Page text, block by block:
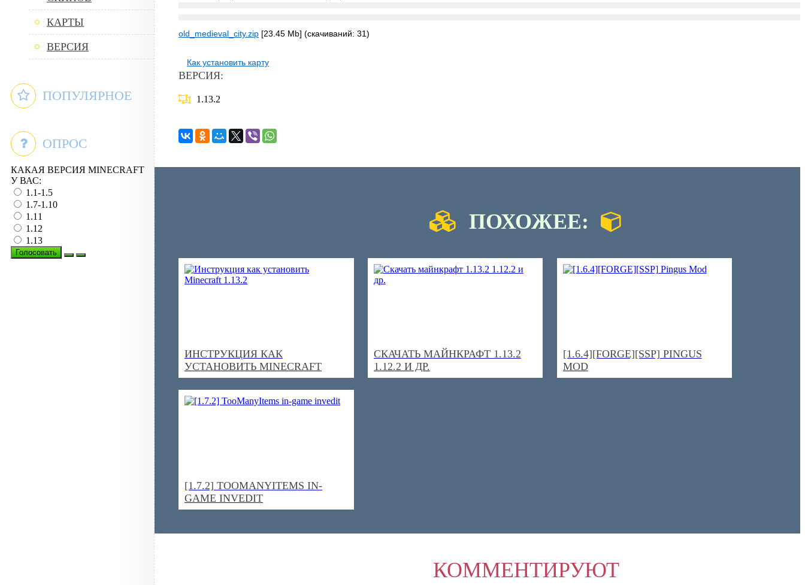
КАРТЫ
ВЕРСИЯ
ПОПУЛЯРНОЕ
ОПРОС
КАКАЯ ВЕРСИЯ MINECRAFT
У ВАС:
1.1-1.5
1.7-1.10
1.11
1.12
1.13
Голосовать
old_medieval_city.zip [23.45 Mb] (cкачиваний: 31)
Как установить карту
ВЕРСИЯ:
1.13.2
ПОХОЖЕЕ:
ИНСТРУКЦИЯ КАК
УСТАНОВИТЬ MINECRAFT
1.13.2
СКАЧАТЬ МАЙНКРАФТ 1.13.2
1.12.2 И ДР.
[1.6.4][FORGE][SSP] PINGUS
MOD
[1.7.2] TOOMANYITEMS IN-
GAME INVEDIT
КОММЕНТИРУЮТ